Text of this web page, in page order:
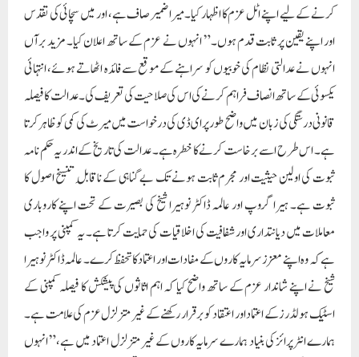
کرنے کے لیے اپنے اٹل عزم کا اظہار کیا۔ میرا ضمیر صاف ہے، اور میں سچائی کی تقدس
اور اپنے یقین پر ثابت قدم ہوں۔” انہوں نے عزم کے ساتھ اعلان کیا۔ مزید برآں
انہوں نے عدالتی نظام کی خوبیوں کو سراہنے کے موقع سے فائدہ اٹھاتے ہوئے، انتہائی
یکسوئی کے ساتھ انصاف فراہم کرنے کی اس کی صلاحیت کی تعریف کی۔ عدالت کا فیصلہ
قانونی درستگی کی زبان میں واضح طور پر ای ڈی کی درخواست میں میرٹ کی کمی کو ظاہر کرتا
ہے۔ اس طرح اسے برخاست کرنے کا خطرہ ہے۔ عدالت کی تاریخ کے اندر یہ حکم نامہ
ثبوت کی اولین حیثیت اور مجرم ثابت ہونے تک بے گناہی کے ناقابلِ تنسیخ اصول کا
ثبوت ہے۔ ہیرا گروپ اور عالمہ ڈاکٹر نوہیرا شیخ کی بصیرت کے تحت اپنے کاروباری
معاملات میں دیانتداری اور شفافیت کی اخلاقیات کی حمایت کرتا ہے۔ یہ کمپنی پر واجب
ہے کہ وہ اپنے معزز سرمایہ کاروں کے مفادات اور اعتماد کا تحفظ کرے۔ عالمہ ڈاکٹر نوہیرا
شیخ نے اپنے شاندار عزم کے ساتھ واضح کیا کہ اہم اثاثوں کی پیشکش کا فیصلہ کمپنی کے
اسٹیک ہولڈرز کے اعتماد اور اعتقاد کو برقرار رکھنے کے غیر متزلزل عزم کی علامت ہے۔
ہمارے انٹرپرائز کی بنیاد ہمارے سرمایہ کاروں کے غیر متزلزل اعتماد میں ہے،” انہوں